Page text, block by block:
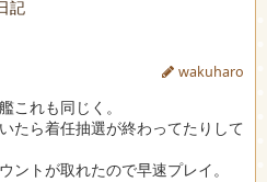
記
wakuharo
これも同じく。
たら着任抽選が終わってたりして
ントが取れたので早速プレイ。